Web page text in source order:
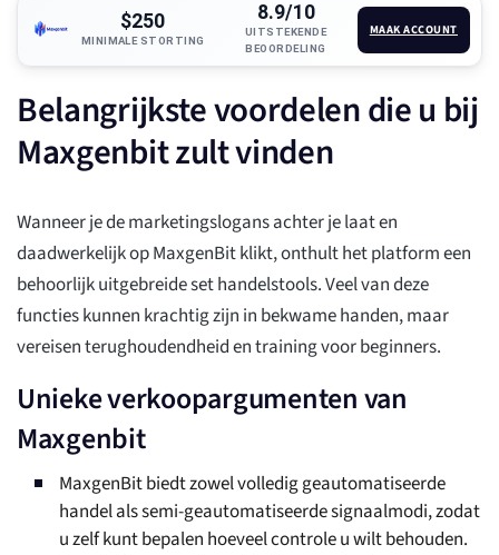
$250
MINIMALE STORTING
8.9/10
UITSTEKENDE
BEOORDELING
MAAK ACCOUNT
Belangrijkste voordelen die u bij
Maxgenbit zult vinden
Wanneer je de marketingslogans achter je laat en
daadwerkelijk op MaxgenBit klikt, onthult het platform een
behoorlijk uitgebreide set handelstools. Veel van deze
functies kunnen krachtig zijn in bekwame handen, maar
vereisen terughoudendheid en training voor beginners.
Unieke verkoopargumenten van
Maxgenbit
MaxgenBit biedt zowel volledig geautomatiseerde
handel als semi-geautomatiseerde signaalmodi, zodat
u zelf kunt bepalen hoeveel controle u wilt behouden.